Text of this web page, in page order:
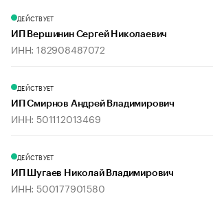
ДЕЙСТВУЕТ
ИП Вершинин Сергей Николаевич
ИНН: 182908487072
ДЕЙСТВУЕТ
ИП Смирнов Андрей Владимирович
ИНН: 501112013469
ДЕЙСТВУЕТ
ИП Шугаев Николай Владимирович
ИНН: 500177901580